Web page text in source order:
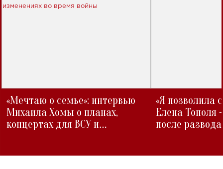
«Мечтаю о семье»: интервью
Михаила Хомы о планах,
концертах для ВСУ и
«Я позволила
Елена Тополя
после развода